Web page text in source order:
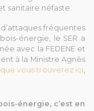
sanitaire néfaste.
fréquentes
énergie, le SER a
avec la FEDENE et
à la Ministre Agnès
que vous trouverez ici,
énergie, c’est en